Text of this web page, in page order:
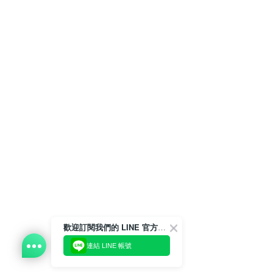
歡迎訂閱我們的 LINE 官方帳號
連結 LINE 帳號